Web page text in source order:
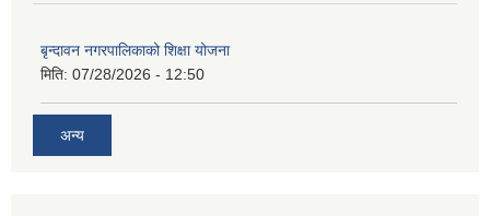
बृन्दावन नगरपालिकाको शिक्षा योजना
मिति: 07/28/2026 - 12:50
अन्य